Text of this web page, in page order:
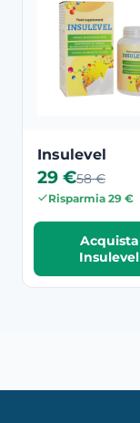
Insulevel
29 €58 €
Risparmia 29 €
Acquista
Insulevel